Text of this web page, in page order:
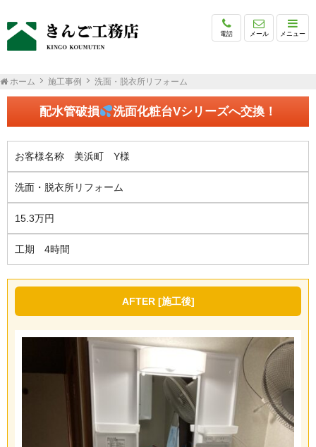
電話 メール メニュー
ホーム 施工事例 洗面・脱衣所リフォーム
配水管破損 洗面化粧台Vシリーズへ交換！
お客様名称 美浜町 Y様
洗面・脱衣所リフォーム
15.3万円
工期 4時間
AFTER [施工後]